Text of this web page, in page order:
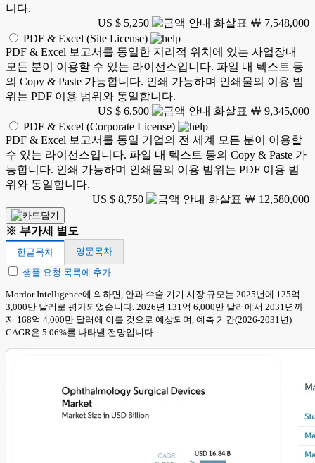
니다.
US $ 5,250
￦ 7,548,000
PDF & Excel (Site License)
PDF & Excel 보고서를 동일한 지리적 위치에 있는 사업장내
모든 분이 이용할 수 있는 라이선스입니다. 파일 내 텍스트 등
의 Copy & Paste 가능합니다. 인쇄 가능하며 인쇄물의 이용 범
위는 PDF 이용 범위와 동일합니다.
US $ 6,500
￦ 9,345,000
PDF & Excel (Corporate License)
PDF & Excel 보고서를 동일 기업의 전 세계 모든 분이 이용할
수 있는 라이선스입니다. 파일 내 텍스트 등의 Copy & Paste 가
능합니다. 인쇄 가능하며 인쇄물의 이용 범위는 PDF 이용 범
위와 동일합니다.
US $ 8,750
￦ 12,580,000
※ 부가세 별도
한글목차
영문목차
샘플 요청 목록에 추가
Mordor Intelligence에 의하면, 안과 수술 기기 시장 규모는 2025년에 125억
3,000만 달러로 평가되었습니다. 2026년 131억 6,000만 달러에서 2031년까
지 168억 4,000만 달러에 이를 것으로 예상되며, 예측 기간(2026-2031년)
CAGR은 5.06%를 나타낼 전망입니다.